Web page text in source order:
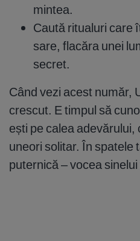
mintea.
Caută ritualuri care
sare, flacăra unei
secret.
Când vezi acest număr,
crescut. E timpul să
ești pe calea
uneori solitar. În spatele
puternică – vocea